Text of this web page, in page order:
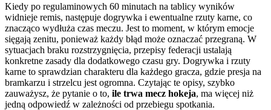
Kiedy po regulaminowych 60 minutach na tablicy wyników
widnieje remis, następuje dogrywka i ewentualne rzuty karne, co
znacząco wydłuża czas meczu. Jest to moment, w którym emocje
sięgają zenitu, ponieważ każdy błąd może oznaczać przegraną. W
sytuacjach braku rozstrzygnięcia, przepisy federacji ustalają
konkretne zasady dla dodatkowego czasu gry. Dogrywka i rzuty
karne to sprawdzian charakteru dla każdego gracza, gdzie presja na
bramkarzu i strzelcu jest ogromna. Czytając te opisy, szybko
zauważysz, że pytanie o to, ile trwa mecz hokeja, ma więcej niż
jedną odpowiedź w zależności od przebiegu spotkania.